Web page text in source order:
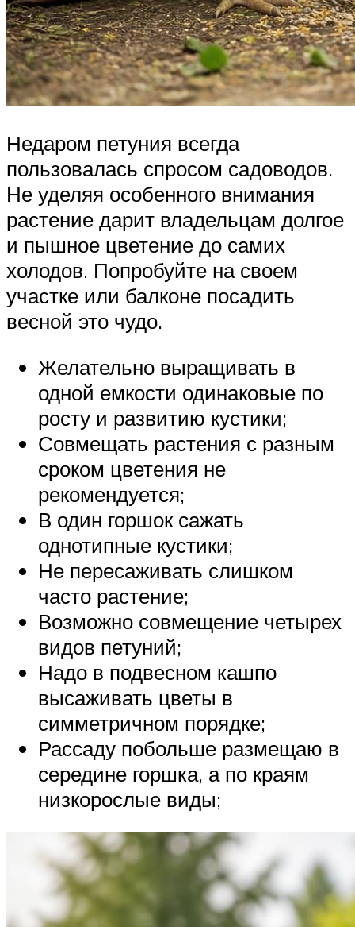
Недаром петуния всегда
пользовалась спросом садоводов.
Не уделяя особенного внимания
растение дарит владельцам долгое
и пышное цветение до самих
холодов. Попробуйте на своем
участке или балконе посадить
весной это чудо.
Желательно выращивать в
одной емкости одинаковые по
росту и развитию кустики;
Совмещать растения с разным
сроком цветения не
рекомендуется;
В один горшок сажать
однотипные кустики;
Не пересаживать слишком
часто растение;
Возможно совмещение четырех
видов петуний;
Надо в подвесном кашпо
высаживать цветы в
симметричном порядке;
Рассаду побольше размещаю в
середине горшка, а по краям
низкорослые виды;